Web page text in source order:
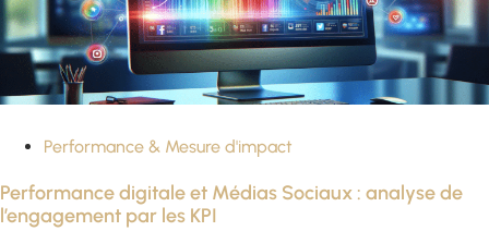
Performance & Mesure d'impact
Performance digitale et Médias Sociaux : analyse de
l’engagement par les KPI